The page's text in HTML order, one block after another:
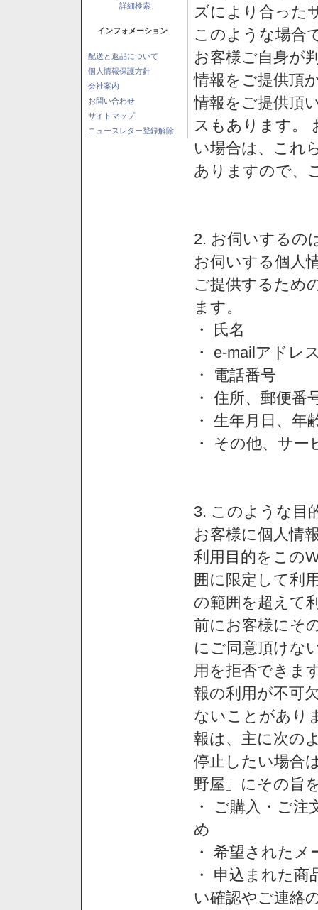
詳細検索
インフォメーション
配送と返品について
個人情報保護方針
会社案内
お問い合わせ
サイトマップ
ニュースレター登録解除
ズにより合った
このような場合
お客様ご自身が
情報をご提供頂
情報をご提供頂
スもあります。
い場合は、これ
ありますので、
2. お伺いするの
お伺いする個人
ご提供するため
ます。
・ 氏名
・ e-mailアドレ
・ 電話番号
・ 住所、郵便番
・ 生年月日、年
・ その他、サ
3. このような目
お客様に個人情
利用目的をこの
囲に限定して利
の範囲を超えて
前にお客様にそ
にご同意頂けな
用を拒否できま
報の利用が不可
ないことがあり
報は、主に次の
停止したい場合
野屋」にその旨
・ ご購入・ご
め
・ 希望された
・ 申込まれた
い確認やご連絡